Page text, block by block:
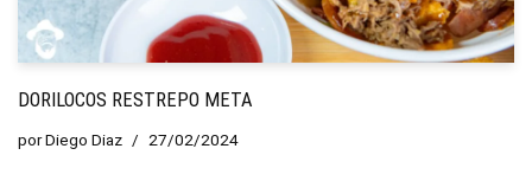
DORILOCOS RESTREPO META
porDiego Diaz 27/02/2024